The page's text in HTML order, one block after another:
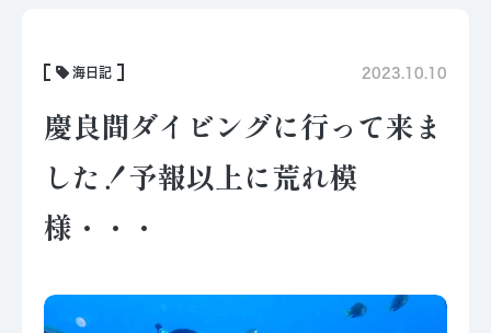
海日記 2023.10.10
慶良間ダイビングに行って来ま
した！予報以上に荒れ模
様・・・